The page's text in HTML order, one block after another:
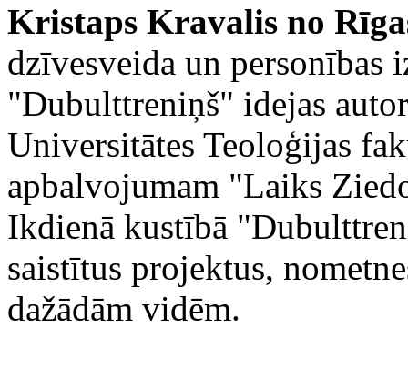
Kristaps Kravalis no
dzīvesveida un personības
"Dubulttreniņš" idejas
Universitātes Teoloģijas
apbalvojumam "Laiks
Ikdienā kustībā
saistītus projektus,
dažādām vidēm.